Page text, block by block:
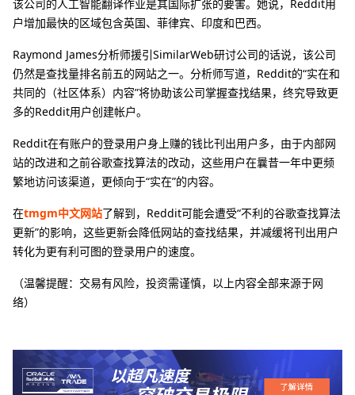
该公司的人工智能翻译作业是其国际扩张的要害。她说，Reddit用
户增加最快的区域包含英国、菲律宾、印度和巴西。
Raymond James分析师援引SimilarWeb研讨公司的话说，该公司
仍然是查找量排名前五的网站之一。分析师写道，Reddit的“实在和
共同的（社区体系）内容”将协助该公司掌握查找结果，终究导致更
多的Reddit用户创建帐户。
Reddit在有账户的登录用户身上赚的钱比刊出用户多，由于内部网
站的改进和之前谷歌查找算法的改动，这些用户在曩昔一年中更频
繁地访问该渠道，更倾向于“实在”的内容。
在tmgm中文网站了解到，Reddit可能会遭受“不利的谷歌查找算法
更新”的影响，这些更新会降低网站的查找结果，并减缓将刊出用户
转化为更有利可图的登录用户的速度。
（温馨提醒：交易有风险，投资需谨慎，以上内容全部来源于网
络）